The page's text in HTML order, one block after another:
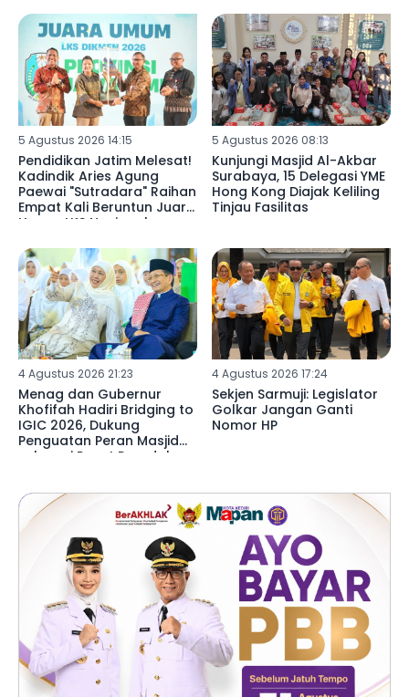
5 Agustus 2026 14:15
Pendidikan Jatim Melesat!
Kadindik Aries Agung
Paewai "Sutradara" Raihan
Empat Kali Beruntun Juara
Umum LKS Nasional
5 Agustus 2026 08:13
Kunjungi Masjid Al-Akbar
Surabaya, 15 Delegasi YME
Hong Kong Diajak Keliling
Tinjau Fasilitas
4 Agustus 2026 21:23
Menag dan Gubernur
Khofifah Hadiri Bridging to
IGIC 2026, Dukung
Penguatan Peran Masjid
sebagai Pusat Peradaban,
4 Agustus 2026 17:24
Sekjen Sarmuji: Legislator
Golkar Jangan Ganti
Nomor HP